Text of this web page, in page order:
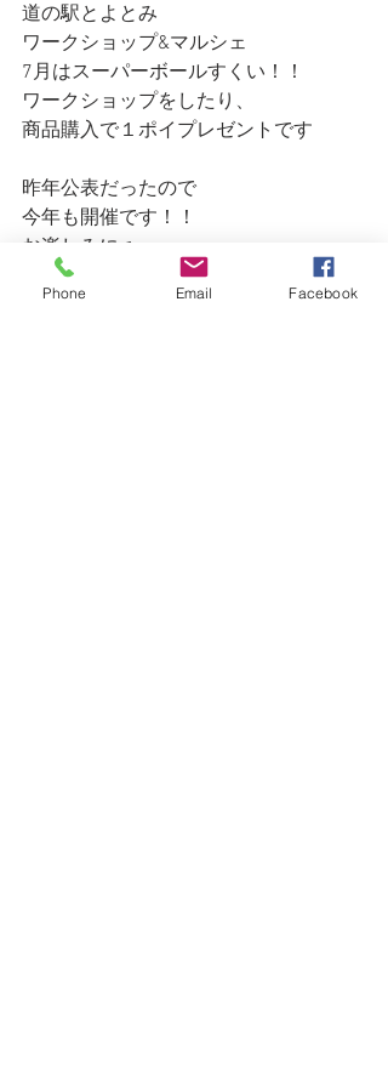
道の駅とよとみ
ワークショップ&マルシェ
7月はスーパーボールすくい！！
ワークショップをしたり、
商品購入で１ポイプレゼントです
昨年公表だったので
今年も開催です！！
お楽しみに♫
楽しい夏にしましょう！！
Phone Email Facebook